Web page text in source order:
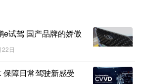
试驾 国产品牌的娇傲
日
障日常驾驶新感受